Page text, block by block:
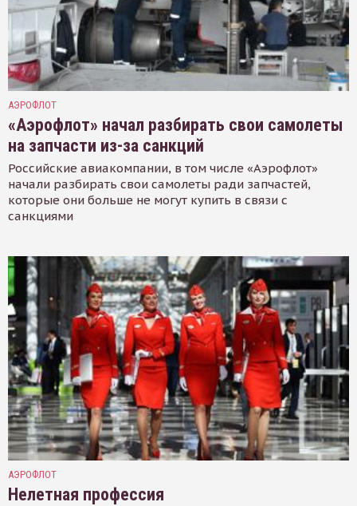
АЭРОФЛОТ
«Аэрофлот» начал разбирать свои самолеты
на запчасти из-за санкций
Российские авиакомпании, в том числе «Аэрофлот»
начали разбирать свои самолеты ради запчастей,
которые они больше не могут купить в связи с
санкциями
АЭРОФЛОТ
Нелетная профессия